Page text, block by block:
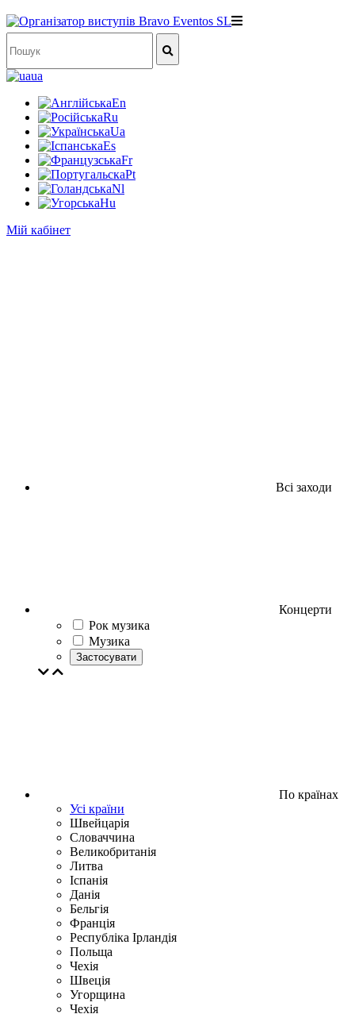
ua
En
Ru
Ua
Es
Fr
Pt
Nl
Hu
Мій кабінет
Всі заходи
Концерти
Рок музика
Музика
Застосувати
По країнах
Усі країни
Швейцарія
Словаччина
Великобританія
Литва
Іспанія
Данія
Бельгія
Франція
Республіка Ірландія
Польща
Чехія
Швецiя
Угорщина
Чехія